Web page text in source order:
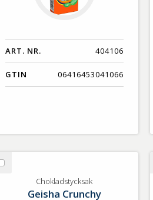
ART. NR. 404106
GTIN 06416453041066
Välj
Chokladstycksak
Chokladstycksak
Geisha Crunchy